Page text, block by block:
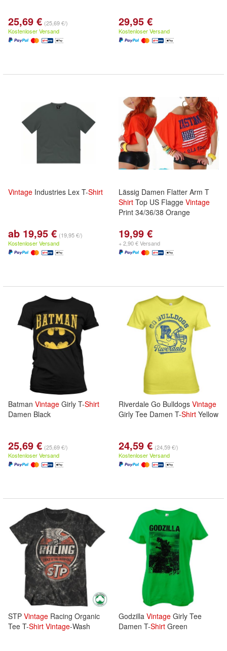
25,69 € (25,69 €/)
Kostenloser Versand
29,95 €
Kostenloser Versand
Vintage Industries Lex T-Shirt
ab 19,95 € (19,95 €/)
Kostenloser Versand
Lässig Damen Flatter Arm T
Shirt Top US Flagge Vintage
Print 34/36/38 Orange
19,99 €
+ 2,90 € Versand
Batman Vintage Girly T-Shirt
Damen Black
25,69 € (25,69 €/)
Kostenloser Versand
Riverdale Go Bulldogs Vintage
Girly Tee Damen T-Shirt Yellow
24,59 € (24,59 €/)
Kostenloser Versand
STP Vintage Racing Organic
Tee T-Shirt Vintage-Wash
Godzilla Vintage Girly Tee
Damen T-Shirt Green